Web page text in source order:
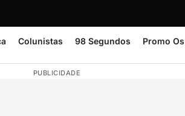
Colunistas 98 Segundos Promo
PUBLICIDADE